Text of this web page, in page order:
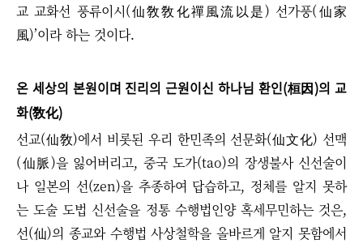
교 교화선 풍류이시(仙敎敎化禪風流以是) 선가풍(仙家
風)’이라 하는 것이다.
온 세상의 본원이며 진리의 근원이신 하나님 환인(桓因)의 교
화(敎化)
선교(仙敎)에서 비롯된 우리 한민족의 선문화(仙文化) 선맥
(仙脈)을 잃어버리고, 중국 도가(tao)의 장생불사 신선술이
나 일본의 선(zen)을 추종하여 답습하고, 정체를 알지 못하
는 도술 도법 신선술을 정통 수행법인양 혹세무민하는 것은,
선(仙)의 종교와 수행법 사상철학을 올바르게 알지 못함에서